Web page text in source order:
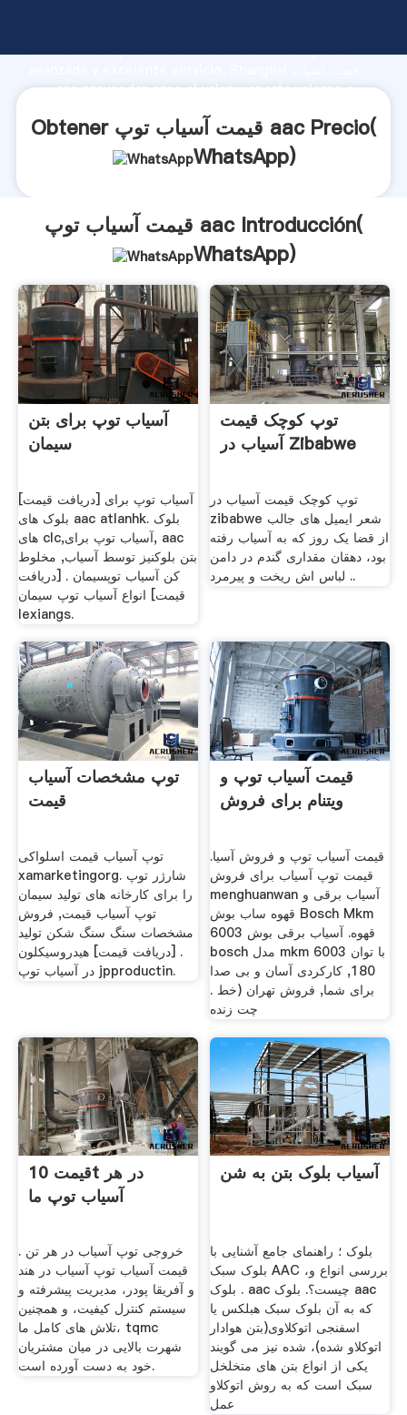
capacidad de producción, fuerza de investigación
توپ aac proveedor crea el valor y aporta valores a
Obtener قیمت آسیاب توپ aac Precio(
WhatsApp)
قیمت آسیاب توپ aac Introducción(
WhatsApp)
آسیاب توپ برای بتن
سیمان
[دریافت قیمت] آسیاب توپ برای
بلوک های aac atlanhk. بلوک
های clc,آسیاب توپ برای, aac
بتن بلوکنیز توسط آسیاب, مخلوط
کن آسیاب توپ سیمان . [دریافت
قیمت] انواع آسیاب توپ سیمان
lexiangs.
توپ کوچک قیمت
آسیاب در Zibabwe
توپ کوچک قیمت آسیاب در
zibabwe شعر ایمیل های جالب
از قضا یک روز که به آسیاب رفته
بود، دهقان مقداری گندم در دامن
لباس اش ریخت و پیرمرد ..
توپ مشخصات آسیاب
قیمت
توپ آسیاب قیمت اسلواکی
xamarketingorg. شارژر توپ
را برای کارخانه های تولید سیمان
توپ آسیاب قیمت, فروش
مشخصات سنگ سنگ شکن تولید
. [دریافت قیمت] هیدروسیکلون
در آسیاب توپ jpproductin.
قیمت آسیاب توپ و
ویتنام برای فروش
قیمت آسیاب توپ و فروش آسیا.
قیمت توپ آسیاب برای فروش
menghuanwan آسیاب برقی و
قهوه ساب بوش Bosch Mkm
6003 قهوه. آسیاب برقی بوش
bosch مدل mkm 6003 با توان
180, کارکردی آسان و بی صدا
برای شما, فروش تهران (خط .
چت زنده
قیمت 10t در هر
آسیاب توپ ما
خروجی توپ آسیاب در هر تن .
قیمت آسیاب توپ آسیاب در هند
و آفریقا پودر، مدیریت پیشرفته و
سیستم کنترل کیفیت، و همچنین
تلاش های کامل ما، tqmc
شهرت بالایی در میان مشتریان
خود به دست آورده است.
آسیاب بلوک بتن به شن
بلوک ؛ راهنمای جامع آشنایی با
بلوک سبک AAC ،بررسی انواع و
. بلوک aac چیست؟. بلوک aac
که به آن بلوک سبک هبلکس یا
اسفنجی اتوکلاوی(بتن هوادار
اتوکلاو شده)، شده نیز می گویند
یکی از انواع بتن های متخلخل
سبک است که به روش اتوکلاو
عمل